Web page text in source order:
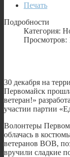
Печать
Подробности
Категория:
Просмотров:
30 декабря на
Первомайск
ветеран!»
участии партии
Волонтеры
облачась в
ветеранов ВОВ,
вручили сладкие